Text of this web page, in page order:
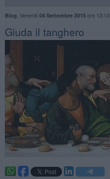
Blog Venerdì 04 Settembre 2015ore 13:13
Giuda il tanghero